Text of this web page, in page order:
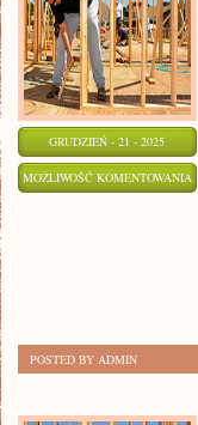
GRUDZIEŃ - 21 - 2025
MOŻLIWOŚĆ KOMENTOWANIA
POSTED BY ADMIN